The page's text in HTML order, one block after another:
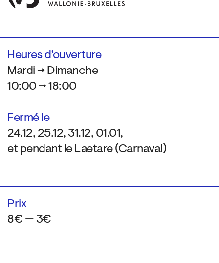
Heures d’ouverture
Mardi → Dimanche
10:00 → 18:00
Fermé le
24.12, 25.12, 31.12, 01.01,
et pendant le Laetare (Carnaval)
Prix
8€ — 3€